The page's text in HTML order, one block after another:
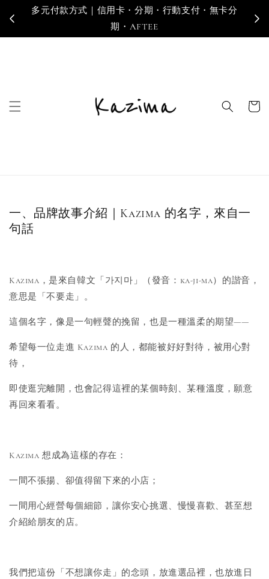
多元付款方式｜信用卡・分期・行動支付・無卡分
期・AFTEE
寄
一、品牌故事介紹｜Kazima 的名字，來自一
句話
Kazima，是來自韓文「가지마」（發音：ka-ji-ma）的諧音，
意思是「不要走」。
這個名字，像是一句輕聲的挽留，也是一種溫柔的期望——
希望每一位走進 Kazima 的人，都能被好好對待，被用心對
待，
即使逛完離開，也會記得這裡的某個時刻、某種溫度，願意
再回來看看。
Kazima 想成為這樣的存在：
一間不張揚、卻值得留下來的小店；
一間用心經營每個細節，讓你安心挑選、慢慢喜歡、甚至想
介紹給朋友的店。
我們把這份「不想讓你走」的念頭，放進選品裡，也放進日